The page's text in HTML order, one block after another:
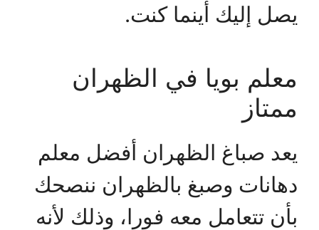
يصل إليك أينما كنت.
معلم بويا في الظهران
ممتاز
يعد صباغ الظهران أفضل معلم
دهانات وصبغ بالظهران ننصحك
بأن تتعامل معه فورا، وذلك لأنه